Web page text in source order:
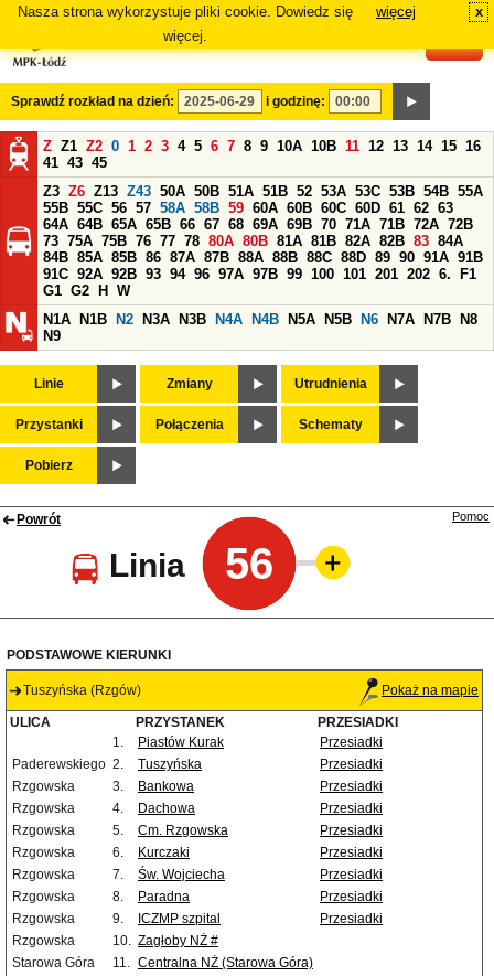
Nasza strona wykorzystuje pliki cookie. Dowiedz się
więcej.
więcej x
Sprawdź rozkład na dzień: i godzinę:
Z Z1 Z2 0 1 2 3 4 5 6 7 8 9 10A 10B 11 12 13 14 15 16
41 43 45
Z3 Z6 Z13 Z43 50A 50B 51A 51B 52 53A 53C 53B 54B 55A
55B 55C 56 57 58A 58B 59 60A 60B 60C 60D 61 62 63
64A 64B 65A 65B 66 67 68 69A 69B 70 71A 71B 72A 72B
73 75A 75B 76 77 78 80A 80B 81A 81B 82A 82B 83 84A
84B 85A 85B 86 87A 87B 88A 88B 88C 88D 89 90 91A 91B
91C 92A 92B 93 94 96 97A 97B 99 100 101 201 202 6.
F1
G1 G2 H
W
N1A
N1B N2 N3A N3B N4A N4B N5A N5B N6 N7A N7B
N8
N9
Linie Zmiany Utrudnienia
Przystanki Połączenia Schematy
Pobierz
Powrót
Linia 56
Pomoc
PODSTAWOWE KIERUNKI
Tuszyńska (Rzgów) Pokaż na mapie
ULICA PRZYSTANEK
PRZESIADKI
1.
Piastów Kurak
Przesiadki
Paderewskiego 2. Tuszyńska
Przesiadki
Rzgowska
3. Bankowa
Przesiadki
Rzgowska
4. Dachowa
Przesiadki
Rzgowska
5. Cm. Rzgowska
Przesiadki
Rzgowska
6. Kurczaki
Przesiadki
Rzgowska
7. Św. Wojciecha
Przesiadki
Rzgowska
8. Paradna
Przesiadki
Rzgowska
9. ICZMP szpital
Przesiadki
Rzgowska
10. Zagłoby NŻ #
Starowa Góra
11. Centralna NŻ (Starowa Góra)